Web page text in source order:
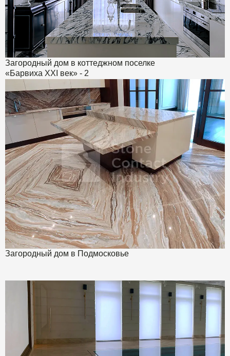
Загородный дом в коттеджном поселке
«Барвиха XXI век» - 2
Загородный дом в Подмосковье